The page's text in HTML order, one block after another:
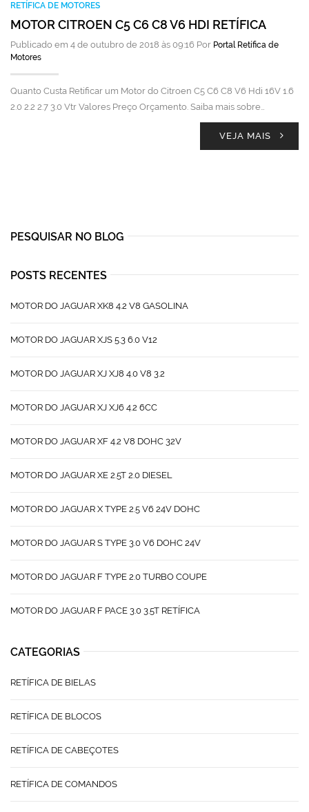
RETÍFICA DE MOTORES
MOTOR CITROEN C5 C6 C8 V6 HDI RETÍFICA
Publicado em 4 de outubro de 2018 às 09:16 Por Portal Retífica de
Motores
Quanto Custa Retificar um Motor do Citroen C5 C6 C8 V6 Hdi 16V 1.6
2.0 2.2 2.7 3.0 Vtr Valores Preço Orçamento. Saiba mais sobre…
VEJA MAIS
PESQUISAR NO BLOG
POSTS RECENTES
MOTOR DO JAGUAR XK8 4.2 V8 GASOLINA
MOTOR DO JAGUAR XJS 5.3 6.0 V12
MOTOR DO JAGUAR XJ XJ8 4.0 V8 3.2
MOTOR DO JAGUAR XJ XJ6 4.2 6CC
MOTOR DO JAGUAR XF 4.2 V8 DOHC 32V
MOTOR DO JAGUAR XE 2.5T 2.0 DIESEL
MOTOR DO JAGUAR X TYPE 2.5 V6 24V DOHC
MOTOR DO JAGUAR S TYPE 3.0 V6 DOHC 24V
MOTOR DO JAGUAR F TYPE 2.0 TURBO COUPE
MOTOR DO JAGUAR F PACE 3.0 3.5T RETÍFICA
CATEGORIAS
RETÍFICA DE BIELAS
RETÍFICA DE BLOCOS
RETÍFICA DE CABEÇOTES
RETÍFICA DE COMANDOS